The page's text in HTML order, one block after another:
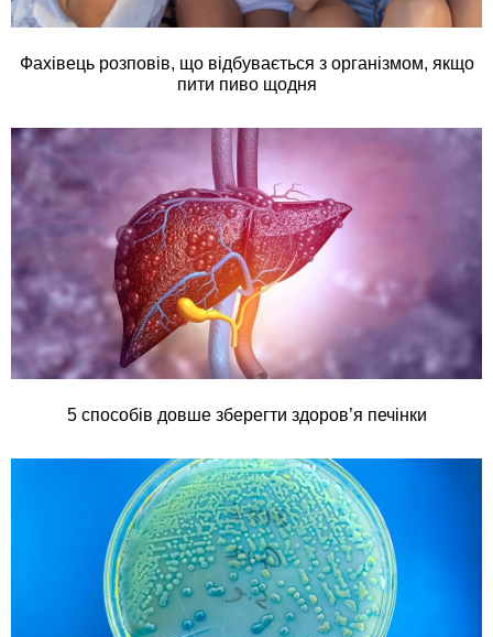
Фахівець розповів, що відбувається з організмом, якщо
пити пиво щодня
5 способів довше зберегти здоров’я печінки